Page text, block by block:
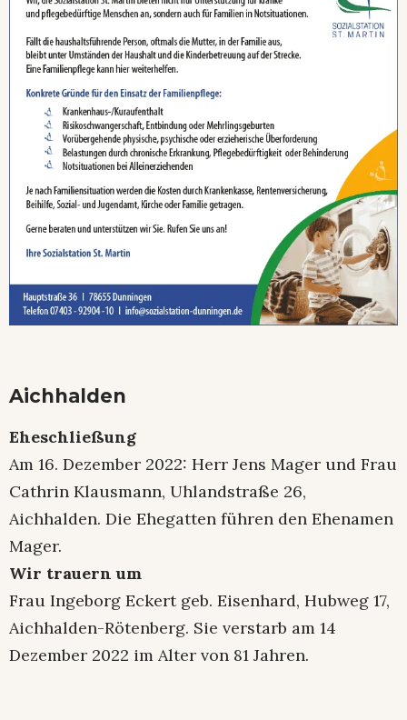
Aichhalden
Eheschließung
Am 16. Dezember 2022: Herr Jens Mager und Frau
Cathrin Klausmann, Uhlandstraße 26,
Aichhalden. Die Ehegatten führen den Ehenamen
Mager.
Wir trauern um
Frau Ingeborg Eckert geb. Eisenhard, Hubweg 17,
Aichhalden-Rötenberg. Sie verstarb am 14
Dezember 2022 im Alter von 81 Jahren.